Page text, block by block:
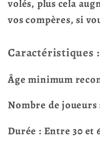
volés, plus cela
vos compères, si
Caractéristiques :
Âge minimum
Nombre de joueurs
Durée : Entre 30 et